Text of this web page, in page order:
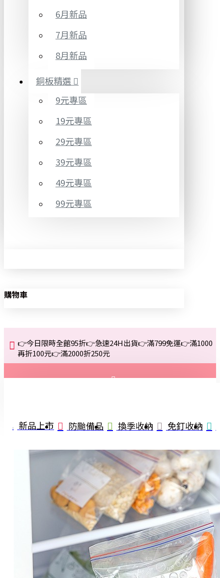
6月新品
7月新品
8月新品
銅板精選
9元專區
19元專區
29元專區
39元專區
49元專區
99元專區
購物車
👉今日限時全館95折👉急速24H出貨👉滿799免運👉滿1000
再折100元👉滿2000折250元
註冊
詢問
新品上市 防颱備品 換季收納 免釘收納